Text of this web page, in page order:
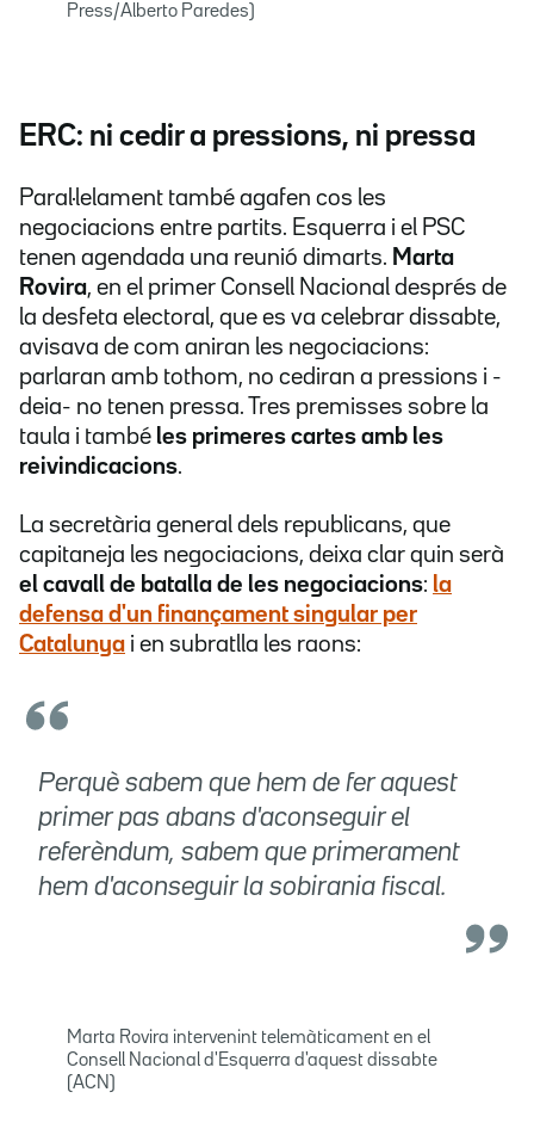
Press/Alberto Paredes)
ERC: ni cedir a pressions, ni pressa
Paral·lelament també agafen cos les
negociacions entre partits. Esquerra i el PSC
tenen agendada una reunió dimarts. Marta
Rovira, en el primer Consell Nacional després de
la desfeta electoral, que es va celebrar dissabte,
avisava de com aniran les negociacions:
parlaran amb tothom, no cediran a pressions i -
deia- no tenen pressa. Tres premisses sobre la
taula i també les primeres cartes amb les
reivindicacions.
La secretària general dels republicans, que
capitaneja les negociacions, deixa clar quin serà
el cavall de batalla de les negociacions: la
defensa d'un finançament singular per
Catalunya i en subratlla les raons:
Perquè sabem que hem de fer aquest
primer pas abans d'aconseguir el
referèndum, sabem que primerament
hem d'aconseguir la sobirania fiscal.
Marta Rovira intervenint telemàticament en el
Consell Nacional d'Esquerra d'aquest dissabte
(ACN)